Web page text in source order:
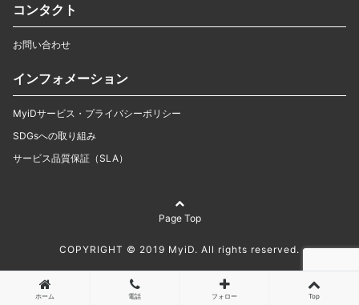
ホーム 電話 フォロー Top
コンタクト
お問い合わせ
インフォメーション
MyiDサービス・プライバシーポリシー
SDGsへの取り組み
サービス品質保証（SLA）
Page Top
COPYRIGHT © 2019 MyiD. All rights reserved.